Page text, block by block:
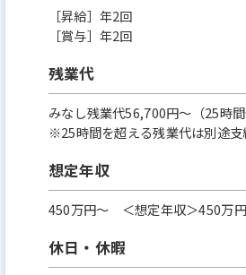
［昇給］年2回
［賞与］年2回
残業代
みなし残業代56,700円～（25時間
※25時間を超える残業代は別途支
想定年収
450万円〜 ＜想定年収＞450万
休日・休暇